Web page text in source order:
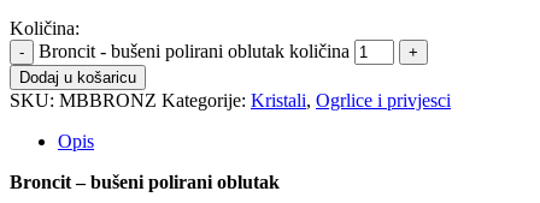
Količina:
Broncit - bušeni polirani oblutak količina
Dodaj u košaricu
SKU: MBBRONZ Kategorije: Kristali, Ogrlice i privjesci
Opis
Broncit – bušeni polirani oblutak